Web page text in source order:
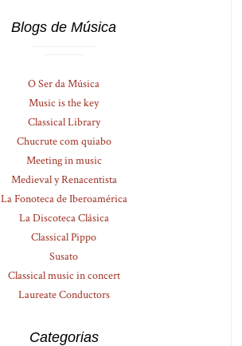
Blogs de Música
O Ser da Música
Music is the key
Classical Library
Chucrute com quiabo
Meeting in music
Medieval y Renacentista
La Fonoteca de Iberoamérica
La Discoteca Clásica
Classical Pippo
Susato
Classical music in concert
Laureate Conductors
Categorias